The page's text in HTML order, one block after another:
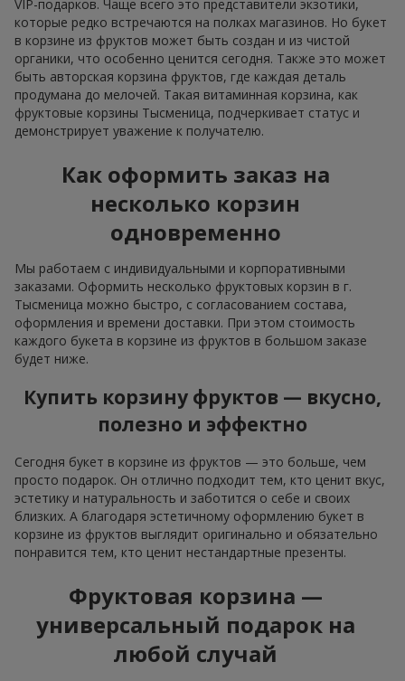
VIP-подарков. Чаще всего это представители экзотики,
которые редко встречаются на полках магазинов. Но букет
в корзине из фруктов может быть создан и из чистой
органики, что особенно ценится сегодня. Также это может
быть авторская корзина фруктов, где каждая деталь
продумана до мелочей. Такая витаминная корзина, как
фруктовые корзины Тысменица, подчеркивает статус и
демонстрирует уважение к получателю.
Как оформить заказ на
несколько корзин
одновременно
Мы работаем с индивидуальными и корпоративными
заказами. Оформить несколько фруктовых корзин в г.
Тысменица можно быстро, с согласованием состава,
оформления и времени доставки. При этом стоимость
каждого букета в корзине из фруктов в большом заказе
будет ниже.
Купить корзину фруктов — вкусно,
полезно и эффектно
Сегодня букет в корзине из фруктов — это больше, чем
просто подарок. Он отлично подходит тем, кто ценит вкус,
эстетику и натуральность и заботится о себе и своих
близких. А благодаря эстетичному оформлению букет в
корзине из фруктов выглядит оригинально и обязательно
понравится тем, кто ценит нестандартные презенты.
Фруктовая корзина —
универсальный подарок на
любой случай